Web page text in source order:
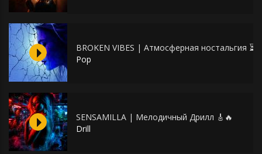
BROKEN VIBES | Атмосферная ностальгия ⏳
Pop
SENSAMILLA | Мелодичный Дрилл 🎸🔥
Drill